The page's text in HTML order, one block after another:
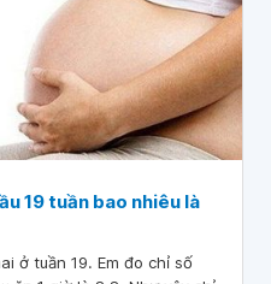
19 tuần bao nhiêu là
ở tuần 19. Em đo chỉ số